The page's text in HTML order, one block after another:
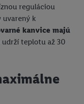
reguláciou
uvarený k
kanvice majú
udrží teplotu až 30